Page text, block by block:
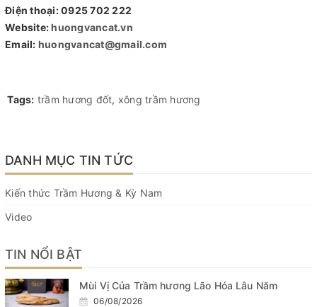
Điện thoại: 0925 702 222
Website:huongvancat.vn
Email: huongvancat@gmail.com
Tags: trầm hương đốt, xông trầm hương
DANH MỤC TIN TỨC
Kiến thức Trầm Hương & Kỳ Nam
Video
TIN NỔI BẬT
Mùi Vị Của Trầm hương Lão Hóa Lâu Năm
06/08/2026